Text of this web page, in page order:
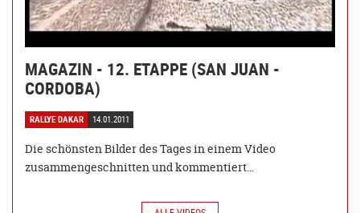
MAGAZIN - 12. ETAPPE (SAN JUAN -
CORDOBA)
RALLYE DAKAR 14.01.2011
Die schönsten Bilder des Tages in einem Video
zusammengeschnitten und kommentiert...